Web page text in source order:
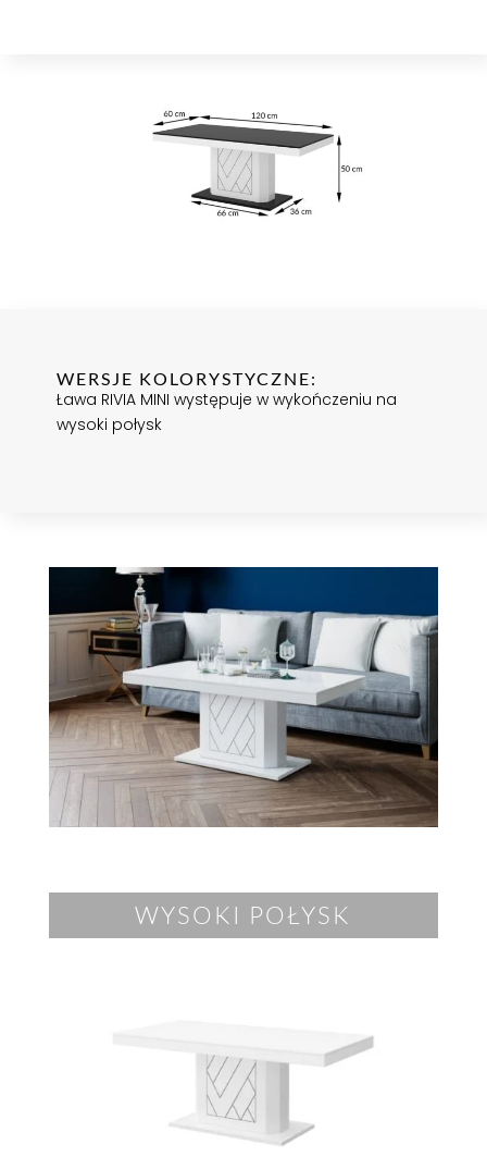
WERSJE KOLORYSTYCZNE:
Ława RIVIA MINI występuje w wykończeniu na
wysoki połysk
WYSOKI POŁYSK